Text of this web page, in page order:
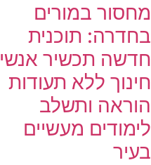
מחסור במורים
בחדרה: תוכנית
חדשה תכשיר אנשי
חינוך ללא תעודות
הוראה ותשלב
לימודים מעשיים
בעיר